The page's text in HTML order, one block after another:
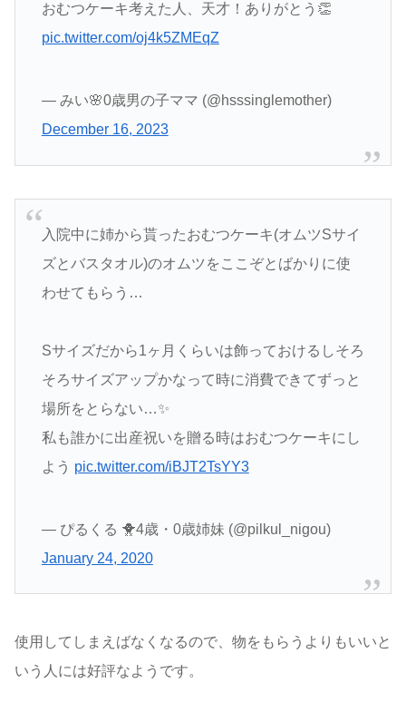
おむつケーキ考えた人、天才！ありがとう👏
pic.twitter.com/oj4k5ZMEqZ
— みい🌸0歳男の子ママ (@hsssinglemother)
December 16, 2023
入院中に姉から貰ったおむつケーキ(オムツSサイ
ズとバスタオル)のオムツをここぞとばかりに使
わせてもらう…
Sサイズだから1ヶ月くらいは飾っておけるしそろ
そろサイズアップかなって時に消費できてずっと
場所をとらない…✨
私も誰かに出産祝いを贈る時はおむつケーキにし
よう pic.twitter.com/iBJT2TsYY3
— ぴるくる 🐥4歳・0歳姉妹 (@pilkul_nigou)
January 24, 2020
使用してしまえばなくなるので、物をもらうよりもいいと
いう人には好評なようです。